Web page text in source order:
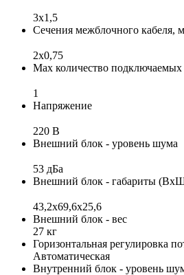
3x1,5
Сечения межблочного кабеля,
2х0,75
Max количество подключаемых
1
Напряжение
220 В
Внешний блок - уровень шума
53 дБа
Внешний блок - габариты
43,2x69,6x25,6
Внешний блок - вес
27 кг
Горизонтальная регулировка
Автоматическая
Внутренний блок - уровень